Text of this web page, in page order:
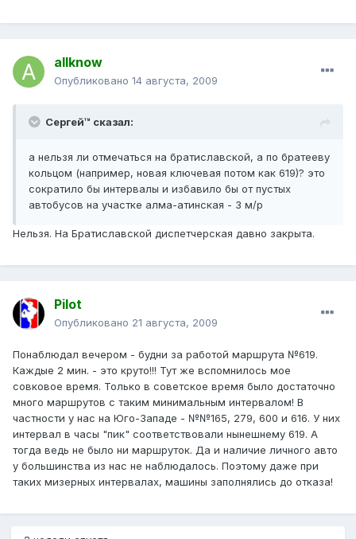
allknow
Опубликовано 14 августа, 2009
Сергей™ сказал:
а нельзя ли отмечаться на братиславской, а по братееву
кольцом (например, новая ключевая потом как 619)? это
сократило бы интервалы и избавило бы от пустых
автобусов на участке алма-атинская - 3 м/р
Нельзя. На Братиславской диспетчерская давно закрыта.
Pilot
Опубликовано 21 августа, 2009
Понаблюдал вечером - будни за работой маршрута №619.
Каждые 2 мин. - это круто!!! Тут же вспомнилось мое
совковое время. Только в советское время было достаточно
много маршрутов с таким минимальным интервалом! В
частности у нас на Юго-Западе - №№165, 279, 600 и 616. У них
интервал в часы "пик" соответствовали нынешнему 619. А
тогда ведь не было ни маршруток. Да и наличие личного авто
у большинства из нас не наблюдалось. Поэтому даже при
таких мизерных интервалах, машины заполнялись до отказа!